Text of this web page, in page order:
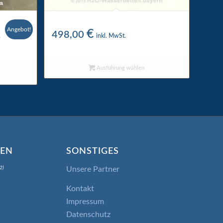
Angebot!
498,00 € inkl. MwSt.
Ausführung wählen
SONSTIGES
Unsere Partner
Kontakt
Impressum
Datenschutz